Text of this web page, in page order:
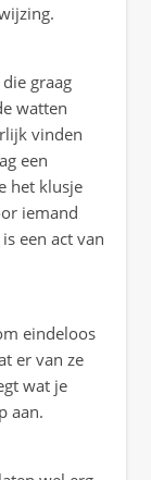
graag
watten
vinden
een
het klusje
iemand
een act van
eindeloos
er van ze
wat je
aan.